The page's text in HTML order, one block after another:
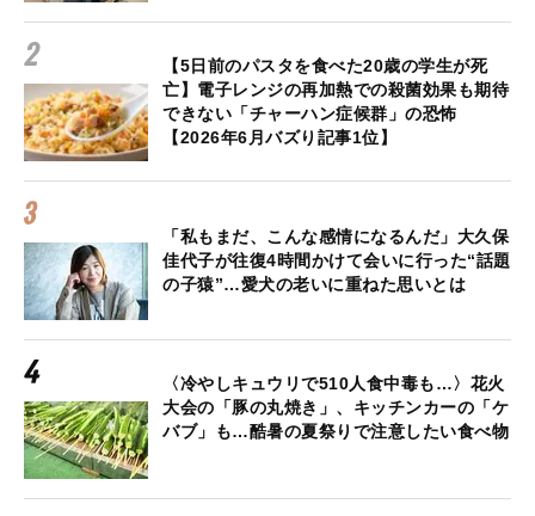
【5日前のパスタを食べた20歳の学生が死
亡】電子レンジの再加熱での殺菌効果も期待
できない「チャーハン症候群」の恐怖
【2026年6月バズり記事1位】
「私もまだ、こんな感情になるんだ」大久保
佳代子が往復4時間かけて会いに行った“話題
の子猿”…愛犬の老いに重ねた思いとは
〈冷やしキュウリで510人食中毒も…〉花火
大会の「豚の丸焼き」、キッチンカーの「ケ
バブ」も…酷暑の夏祭りで注意したい食べ物